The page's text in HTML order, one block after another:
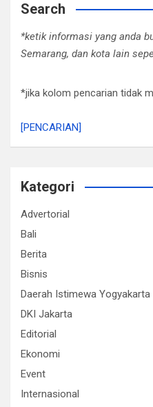
Search
*ketik informasi yang anda
Semarang, dan kota lain
*jika kolom pencarian tidak
[PENCARIAN]
Kategori
Advertorial
Bali
Berita
Bisnis
Daerah Istimewa Yogyakarta
DKI Jakarta
Editorial
Ekonomi
Event
Internasional